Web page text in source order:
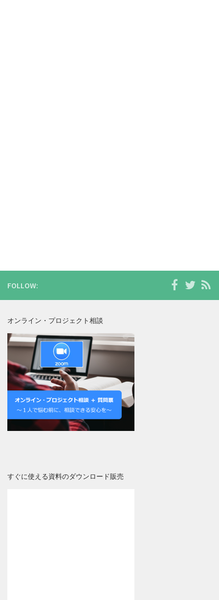
FOLLOW:
オンライン・プロジェクト相談
すぐに使える資料のダウンロード販売